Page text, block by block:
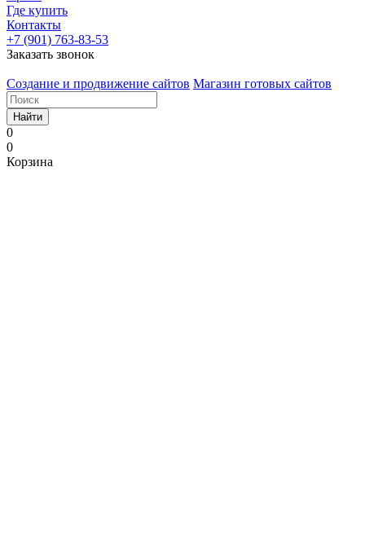
Где купить
Контакты
+7 (901) 763-83-53
Заказать звонок
Создание и продвижение сайтов Магазин готовых сайтов
Найти
0
0
Корзина